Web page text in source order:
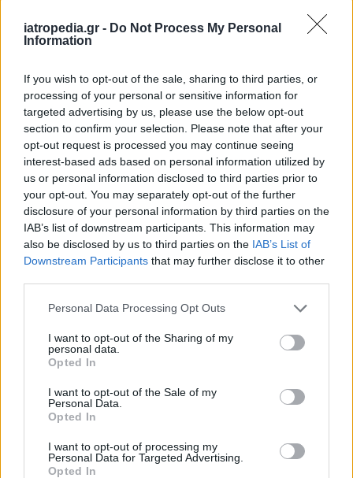
iatropedia.gr - Do Not Process My Personal
Information
If you wish to opt-out of the sale, sharing to third parties, or
processing of your personal or sensitive information for
targeted advertising by us, please use the below opt-out
section to confirm your selection. Please note that after your
opt-out request is processed you may continue seeing
interest-based ads based on personal information utilized by
us or personal information disclosed to third parties prior to
your opt-out. You may separately opt-out of the further
disclosure of your personal information by third parties on the
IAB’s list of downstream participants. This information may
also be disclosed by us to third parties on the IAB’s List of
Downstream Participants that may further disclose it to other
Personal Data Processing Opt Outs
I want to opt-out of the Sharing of my
personal data.
Opted In
I want to opt-out of the Sale of my
Personal Data.
Opted In
I want to opt-out of processing my
Personal Data for Targeted Advertising.
Opted In